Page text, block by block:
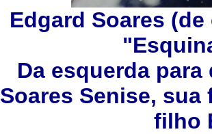
Edgard Soares
Da esquerda
Soares Senise,
filho